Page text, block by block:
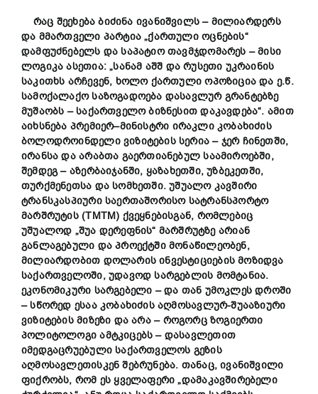
რაც შეეხება ბიძინა ივანიშვილს– მილიარდერს
და მმართველი პარტია „ქართული ოცნების“
დამფუძნებელს და საპატიო თავმჯდომარეს –მისი
ლოგიკა ასეთია: „სანამ აშშ და რუსეთი უკრაინის
საკითხს არჩევენ, ხოლო ქართული ოპოზიცია და ე.წ.
სამოქალაქო საზოგადოება დასავლურ გრანტებზე
მუშაობს –საქართველო ბიზნესით დაკავდება“. ამით
აიხსნება პრემიერ–მინისტრი ირაკლი კობახიძის
ბოლოდროინდელი ვიზიტების სერია – ჯერ ჩინეთში,
ირანსა და არაბთა გაერთიანებულ საამიროებში,
შემდეგ– აზერბაიჯანში, ყაზახეთში,უზბეკეთში,
თურქმენეთსა და სომხეთში.უშუალო კავშირი
ტრანსკასპიური საერთაშორისო სატრანსპორტო
მარშრუტის(ТМТМ) ქვეყნებისგან, რომლებიც
უშუალოდ „შუა დერეფნის“ მარშრუტზე არიან
განლაგებული და პროექტში მონაწილეობენ,
მილიარდობით დოლარის ინვესტიციების მოზიდვა
საქართველოში, უდავოდ სარგებლის მომტანია.
ეკონომიკური სარგებელი –და თან უმოკლეს დროში
–სწორედ ესაა კობახიძის აღმოსავლურ-შუააზიური
ვიზიტების მიზეზი და არა– როგორც ზოგიერთი
პოლიტოლოგი ამტკიცებს – დასავლეთით
იმედგაცრუებული საქართველოს გეზის
აღმოსავლეთისკენ შებრუნება. თანაც,ივანიშვილი
ფიქრობს, რომ ეს ყველაფერი „დამაკავშირებელი